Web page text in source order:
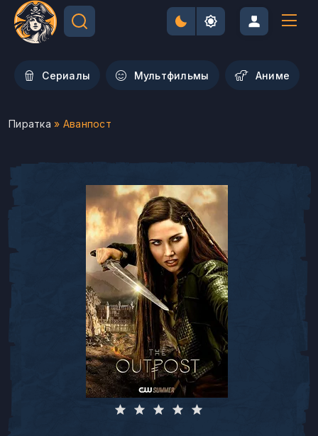
Сериалы Мультфильмы Aниме
Пиратка » Аванпост